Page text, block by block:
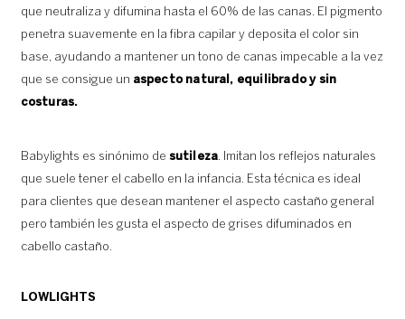
que neutraliza y difumina hasta el 60% de las canas. El pigmento
penetra suavemente en la fibra capilar y deposita el color sin
base, ayudando a mantener un tono de canas impecable a la vez
que se consigue un aspecto natural, equilibrado y sin
costuras.
Babylights es sinónimo de sutileza. Imitan los reflejos naturales
que suele tener el cabello en la infancia. Esta técnica es ideal
para clientes que desean mantener el aspecto castaño general
pero también les gusta el aspecto de grises difuminados en
cabello castaño.
LOWLIGHTS